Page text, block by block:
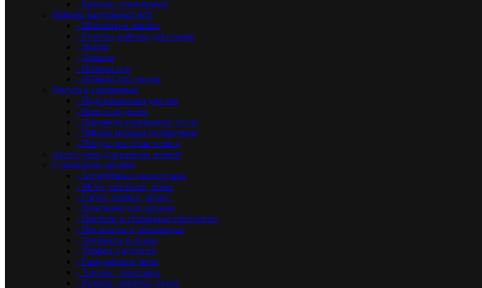
- Брелоки сувенирные
Наборы настольных игр
- Шахматы и шашки
- Рулетка, наборы для гольфа
- Нарды
- Домино
- Наборы игр
- Наборы для покера
Посуда и сервировка
- Подстаканники для чая
- Вазы и подносы
- Предметы сервировки стола
- Чайные наборы подарочные
- Посуда для суши и риса
Аксессуары для ванных комнат
Сувенирное оружие
- Атрибутика и аксессуары
- Мечи, кинжалы, ножи
- Сабли, шашки, шпаги
- Подставки для оружия
- Пистоли и старинные пистолеты
- Пистолеты и револьверы
- Автоматы и ружья
- Трофеи и коллажи
- Самурайские мечи
- Топоры, томагавки
- Рыцари, доспехи, щиты